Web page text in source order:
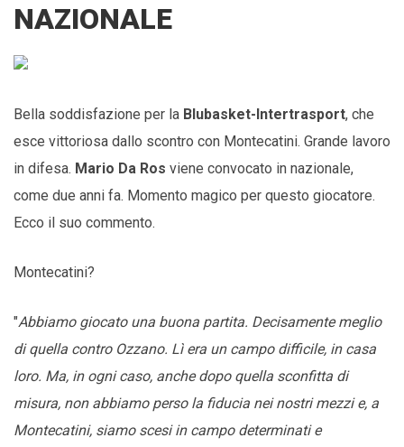
NAZIONALE
Bella soddisfazione per la Blubasket-Intertrasport, che
esce vittoriosa dallo scontro con Montecatini. Grande lavoro
in difesa. Mario Da Ros viene convocato in nazionale,
come due anni fa. Momento magico per questo giocatore.
Ecco il suo commento.
Montecatini?
"Abbiamo giocato una buona partita. Decisamente meglio
di quella contro Ozzano. Lì era un campo difficile, in casa
loro. Ma, in ogni caso, anche dopo quella sconfitta di
misura, non abbiamo perso la fiducia nei nostri mezzi e, a
Montecatini, siamo scesi in campo determinati e